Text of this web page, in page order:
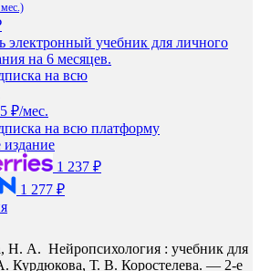
электронный учебник для личного
на 6 месяцев.
на всю
₽/мес.
на всю платформу
издание
1 237 ₽
1 277 ₽
Н. А. Нейропсихология : учебник для
Курдюкова, Т. В. Коростелева. — 2-е